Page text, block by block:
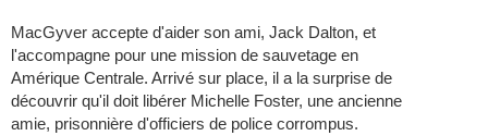
MacGyver accepte d'aider son ami, Jack Dalton, et
l'accompagne pour une mission de sauvetage en
Amérique Centrale. Arrivé sur place, il a la surprise de
découvrir qu'il doit libérer Michelle Foster, une ancienne
amie, prisonnière d'officiers de police corrompus.